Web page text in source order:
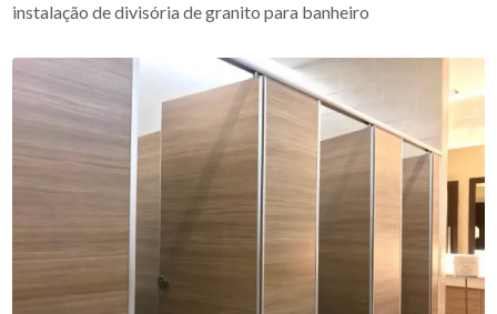
instalação de divisória de granito para banheiro